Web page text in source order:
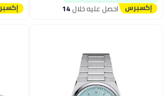
احصل عليه خلال14
اغسطس